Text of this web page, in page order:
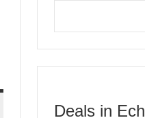
Deals in